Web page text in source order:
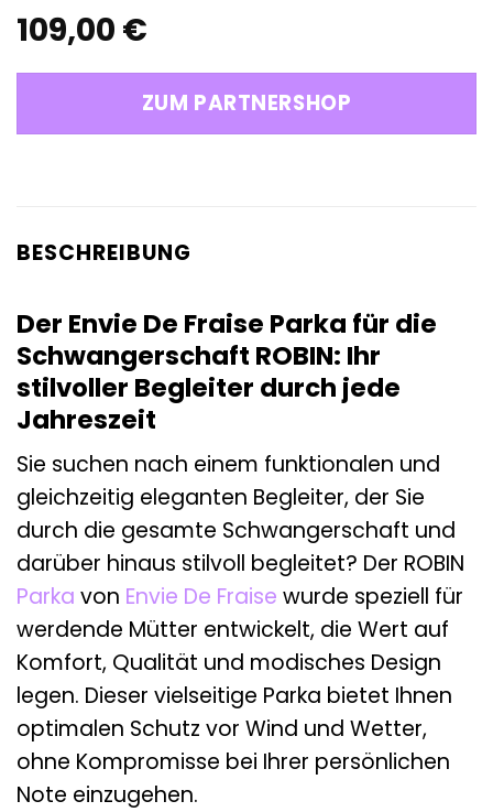
109,00 €
ZUM PARTNERSHOP
BESCHREIBUNG
Der Envie De Fraise Parka für die
Schwangerschaft ROBIN: Ihr
stilvoller Begleiter durch jede
Jahreszeit
Sie suchen nach einem funktionalen und
gleichzeitig eleganten Begleiter, der Sie
durch die gesamte Schwangerschaft und
darüber hinaus stilvoll begleitet? Der ROBIN
Parka von Envie De Fraise wurde speziell für
werdende Mütter entwickelt, die Wert auf
Komfort, Qualität und modisches Design
legen. Dieser vielseitige Parka bietet Ihnen
optimalen Schutz vor Wind und Wetter,
ohne Kompromisse bei Ihrer persönlichen
Note einzugehen.